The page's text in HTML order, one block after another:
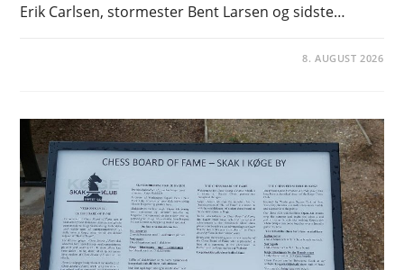
Erik Carlsen, stormester Bent Larsen og sidste…
8. AUGUST 2026